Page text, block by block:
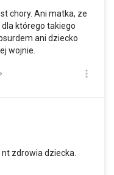
chory. Ani matka, ze
którego takiego
ani dziecko
wojnie.
zdrowia dziecka.